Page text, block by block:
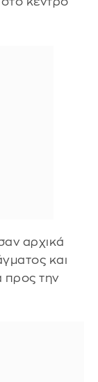
αρχικά
και
προς την